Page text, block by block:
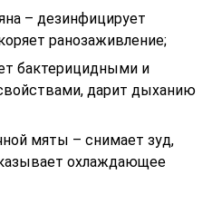
– дезинфицирует
ранозаживление;
бактерицидными и
дарит дыханию
мяты – снимает зуд,
охлаждающее